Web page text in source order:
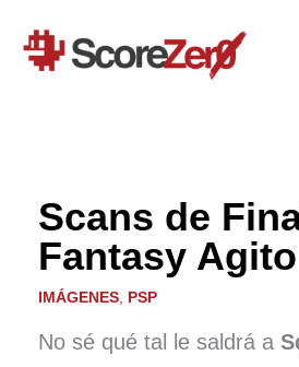
contenido
Scans de
Fantasy
IMÁGENES, PSP
No sé qué tal le saldrá a